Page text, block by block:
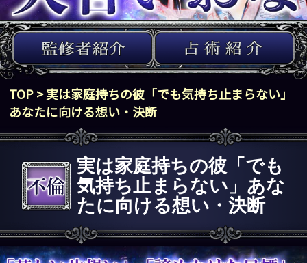
TOP> 実は家庭持ちの彼「でも気持ち止まらない」
あなたに向ける想い・決断
実は家庭持ちの彼「でも
気持ち止まらない」あな
たに向ける想い・決断